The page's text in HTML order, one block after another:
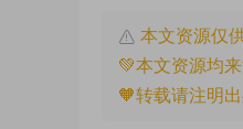
本文资源仅
💚本文资源均
🧡转载请注明